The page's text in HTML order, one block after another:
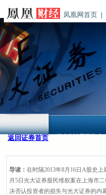
凤凰网首页 |
返回证券首页
案
导读： 在时隔2013年8月16日A股史
月5日光大证券股民维权案在上海市
决否认投资者的损失与光大证券的内